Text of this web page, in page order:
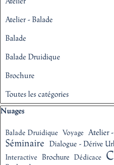
Atelier - Balade
Balade
Balade Druidique
Brochure
Toutes les catégories
Sauter le bloc Nuages
Nuages
Balade Druidique Voyage Atelier
Séminaire
Dialogue - Dérive
Interactive Brochure Dédicace